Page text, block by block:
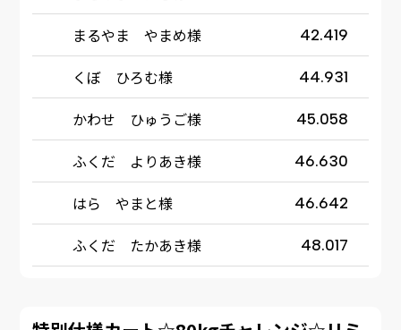
まるやま やまめ様 42.419
くぼ ひろむ様 44.931
かわせ ひゅうご様 45.058
ふくだ よりあき様 46.630
はら やまと様 46.642
ふくだ たかあき様 48.017